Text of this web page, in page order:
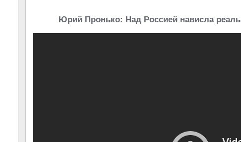
Юрий Пронько: Над Россией нависла